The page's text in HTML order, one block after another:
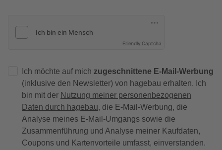
Friendly Captcha
Ich möchte auf mich zugeschnittene E-Mail-Werbung
(inklusive den Newsletter) von hagebau erhalten. Ich
bin mit der Nutzung meiner personenbezogenen
Daten durch hagebau, die E-Mail-Werbung, die
Analyse meines E-Mail-Umgangs sowie die
Zusammenführung und Analyse meiner Kaufdaten,
Coupons und Kartenvorteile umfasst, einverstanden.